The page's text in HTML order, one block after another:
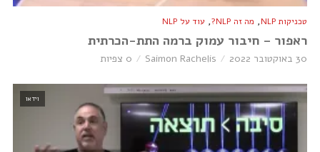
טכניקות NLP , מה זה NLP? , עוד על NLP
ראפור – חיבור עמוק ברמה התת-הכרתית
30 באוקטובר 2022 Saimon Rachelis 0 צפיות
וידאו